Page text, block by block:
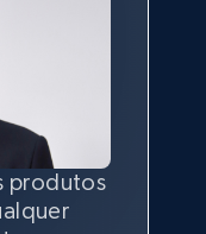
Video url,
grátis
produtos
não
e
o mais